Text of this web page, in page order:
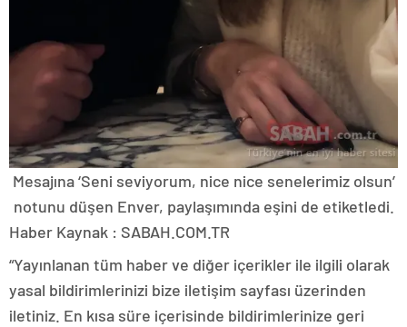
Mesajına ‘Seni seviyorum, nice nice senelerimiz olsun’
notunu düşen Enver, paylaşımında eşini de etiketledi.
Haber Kaynak : SABAH.COM.TR
“Yayınlanan tüm haber ve diğer içerikler ile ilgili olarak
yasal bildirimlerinizi bize iletişim sayfası üzerinden
iletiniz. En kısa süre içerisinde bildirimlerinize geri